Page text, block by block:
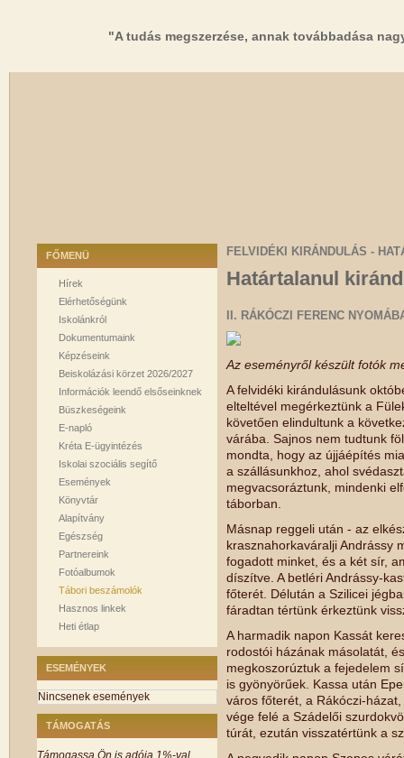
"A tudás megszerzése, annak továbbadása
FŐMENÜ
Hírek
Elérhetőségünk
Iskolánkról
Dokumentumaink
Képzéseink
Beiskolázási körzet 2026/2027
Információk leendő elsőseinknek
Büszkeségeink
E-napló
Kréta E-ügyintézés
Iskolai szociális segítő
Események
Könyvtár
Alapítvány
Egészség
Partnereink
Fotóalbumok
Tábori beszámolók
Hasznos linkek
Heti étlap
ESEMÉNYEK
Nincsenek események
TÁMOGATÁS
Támogassa Ön is adója 1%-val
FELVIDÉKI KIRÁNDULÁS -
Határtalanul
II. RÁKÓCZI FERENC
Az eseményről készült fotók
A felvidéki kirándulásunk
elteltével megérkeztünk a
követően elindultunk a
várába. Sajnos nem tudtunk
mondta, hogy az újjáépítés
a szállásunkhoz, ahol
megvacsoráztunk, mindenki
táborban.
Másnap reggeli után - az
krasznahorkaváralji Andrássy
fogadott minket, és a két sír,
díszítve. A betléri Andrássy-
főterét. Délután a Szilicei
fáradtan tértünk érkeztünk
A harmadik napon Kassát
rodostói házának másolatát,
megkoszorúztuk a fejedelem
is gyönyörűek. Kassa után
város főterét, a Rákóczi-
vége felé a Szádelői
túrát, ezután visszatértünk a